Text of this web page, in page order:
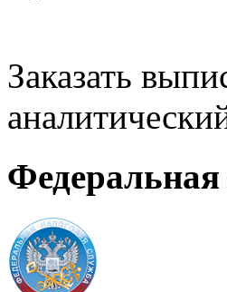
Заказать
Федеральная